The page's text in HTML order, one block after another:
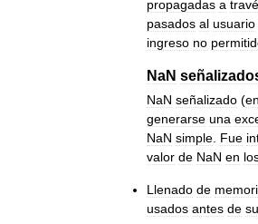
propagadas a
pasados al usuario
ingreso no
NaN
NaN señalizado (en
generarse una
NaN simple Fue
valor de NaN en
Llenado de
usados antes de su